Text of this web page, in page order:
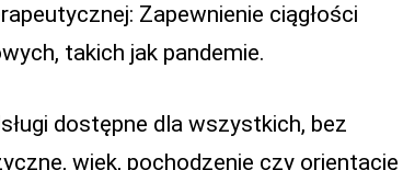
Zapewnienie ciągłości
takich jak pandemie.
dostępne dla wszystkich, bez
wiek, pochodzenie czy orientację